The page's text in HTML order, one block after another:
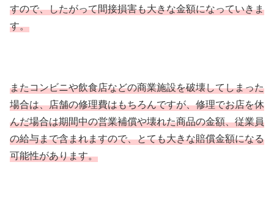
すので、したがって間接損害も大きな金額になっていきま
す。
またコンビニや飲食店などの商業施設を破壊してしまった
場合は、店舗の修理費はもちろんですが、修理でお店を休
んだ場合は期間中の営業補償や壊れた商品の金額、従業員
の給与まで含まれますので、とても大きな賠償金額になる
可能性があります。